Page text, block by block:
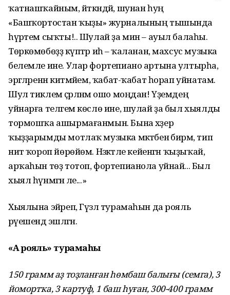
ҡатнашҡайным, әйткәндәй, шунан һуң
«Башҡортостан ҡыҙы» журналының тышында
һүрәтем сыҡты!.. Шулай ҙа мин – ауыл балаһы.
Төркөмөбөҙҙә күптәр иһә – ҡаланан, махсус музыка
белемле ине. Улар фортепиано артына ултырһа,
эргәләренән китмәйем, ҡабат-ҡабат һорап уйнатам.
Шул тиклем әҫәрләнәм ошо моңдан! Үҙемдең
уйнарға теләгем көслө ине, шулай ҙа был хыялды
тормошҡа ашырмағанмын. Бына хәҙер
ҡыҙҙарымды мотлаҡ музыка мәктәбенә бирәм, тип
ниәт ҡороп йөрөйөм. Нәзәкәтле кейенгән ҡыҙыҡай,
арҡаһын төҙ тотоп, фортепианола уйнай... Был
хыял һүнмәгән әле...»
Хыялына эйәреп, Гүзәл турамаһын да рояль
рәүешендә эшләгән.
«Аҡ рояль» турамаһы
150 грамм аҙ тоҙланған һөмбаш балығы (семга), 3
йомортҡа, 3 картуф, 1 баш һуған, 300-400 грамм